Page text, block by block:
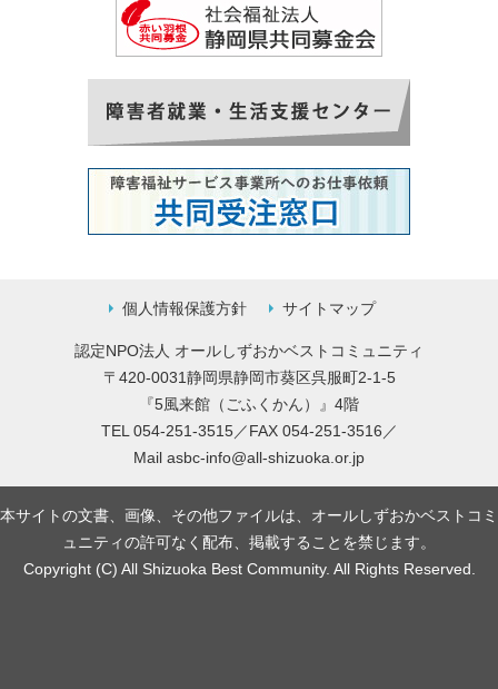
個人情報保護方針 サイトマップ
認定NPO法人 オールしずおかベストコミュニティ
〒420-0031静岡県静岡市葵区呉服町2-1-5
『5風来館（ごふくかん）』4階
TEL 054-251-3515／FAX 054-251-3516／
Mail asbc-info@all-shizuoka.or.jp
本サイトの文書、画像、その他ファイルは、オールしずおかベストコミ
ュニティの許可なく配布、掲載することを禁じます。
Copyright (C) All Shizuoka Best Community. All Rights Reserved.